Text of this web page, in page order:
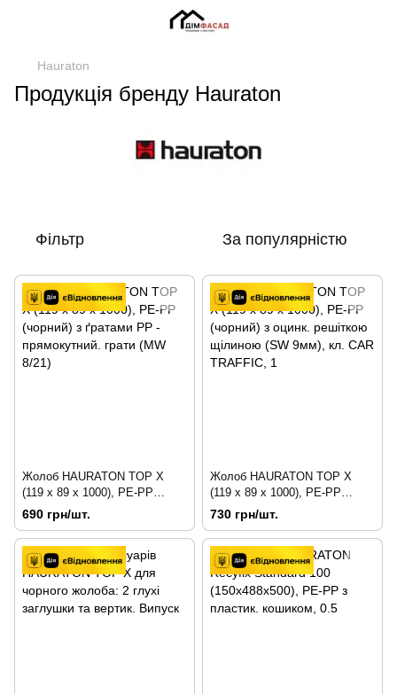
Hauraton
Продукція бренду Hauraton
Фільтр За популярністю
Жолоб HAURATON TOP Х
(119 х 89 х 1000), PE-PP
(чорний) з ґратами PP -
прямокутний. грати (MW 8/21)
690 грн/шт.
Жолоб HAURATON TOP Х
(119 х 89 х 1000), PE-PP
(чорний) з оцинк. решіткою
щілиною (SW 9мм), кл. CAR
TRAFFIC, 1
730 грн/шт.